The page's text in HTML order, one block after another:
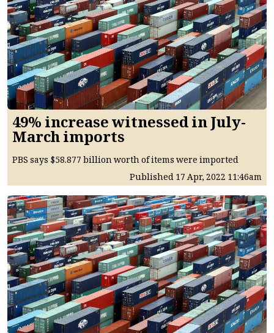
49% increase witnessed in July-
March imports
PBS says $58.877 billion worth of items were imported
Published17 Apr, 2022 11:46am